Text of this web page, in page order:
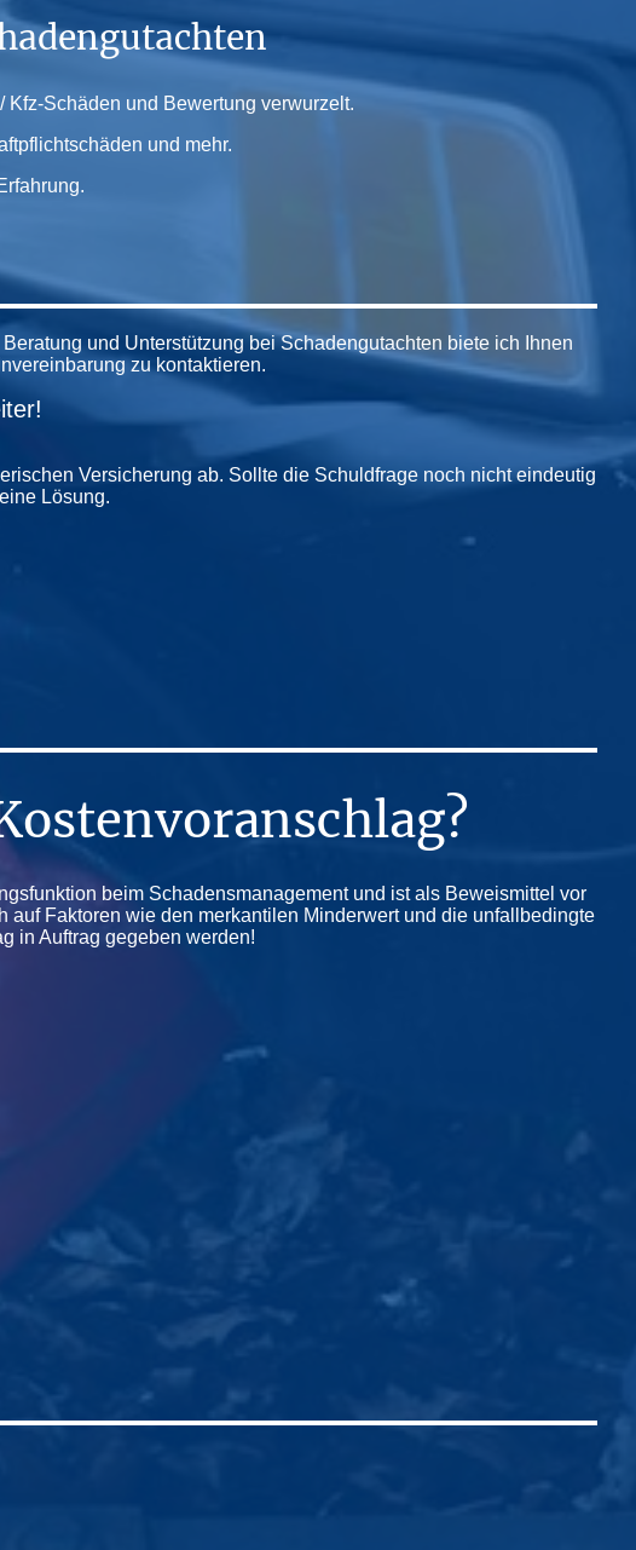
Schäden und Bewertung verwurzelt.
und mehr.
und Unterstützung bei Schadengutachten biete ich Ihnen
zu kontaktieren.
Versicherung ab. Sollte die Schuldfrage noch nicht eindeutig
Lösung.
beim Schadensmanagement und ist als Beweismittel vor
Faktoren wie den merkantilen Minderwert und die unfallbedingte
in Auftrag gegeben werden!